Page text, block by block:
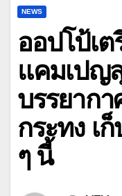
NEWS
ออปโป้เ
แคมเปญ
บรรยาก
กระทง เ
ๆ นี้